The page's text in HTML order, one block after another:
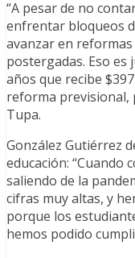
“A pesar de no
enfrentar bloqueos
avanzar en
postergadas. Eso es
años que recibe
reforma previsional,
Tupa.
González Gutiérrez
educación: “Cuando
saliendo de la
cifras muy altas, y
porque los
hemos podido